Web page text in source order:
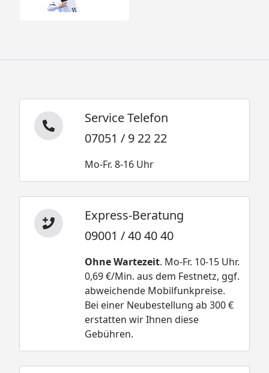
Service Telefon
07051 / 9 22 22
Mo-Fr. 8-16 Uhr
Express-Beratung
09001 / 40 40 40
Ohne Wartezeit. Mo-Fr. 10-15 Uhr.
0,69 €/Min. aus dem Festnetz, ggf.
abweichende Mobilfunkpreise.
Bei einer Neubestellung ab 300 €
erstatten wir Ihnen diese
Gebühren.